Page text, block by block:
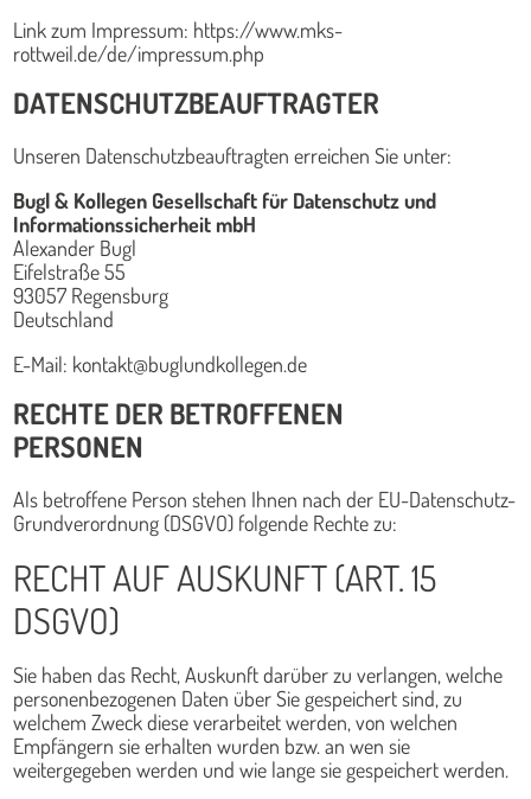
Link zum Impressum: https://www.mks-
rottweil.de/de/impressum.php
DATENSCHUTZBEAUFTRAGTER
Unseren Datenschutzbeauftragten erreichen Sie unter:
Bugl & Kollegen Gesellschaft für Datenschutz und
Informationssicherheit mbH
Alexander Bugl
Eifelstraße 55
93057 Regensburg
Deutschland
E-Mail: kontakt@buglundkollegen.de
RECHTE DER BETROFFENEN
PERSONEN
Als betroffene Person stehen Ihnen nach der EU-Datenschutz-
Grundverordnung (DSGVO) folgende Rechte zu:
RECHT AUF AUSKUNFT (ART. 15
DSGVO)
Sie haben das Recht, Auskunft darüber zu verlangen, welche
personenbezogenen Daten über Sie gespeichert sind, zu
welchem Zweck diese verarbeitet werden, von welchen
Empfängern sie erhalten wurden bzw. an wen sie
weitergegeben werden und wie lange sie gespeichert werden.